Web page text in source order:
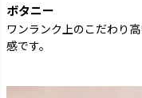
ボタニー
ワンランク上のこだわり
感です。